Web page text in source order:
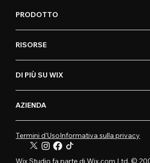
PRODOTTO
RISORSE
DI PIÙ SU WIX
AZIENDA
Termini d'UsoInformativa sulla privacy
Wix Studio fa parte di Wix.com Ltd. ©